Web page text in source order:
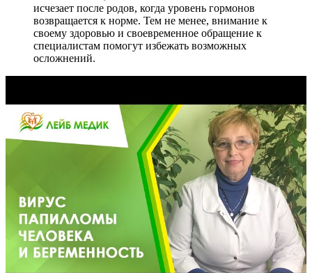
исчезает после родов, когда уровень гормонов
возвращается к норме. Тем не менее, внимание к
своему здоровью и своевременное обращение к
специалистам помогут избежать возможных
осложнений.